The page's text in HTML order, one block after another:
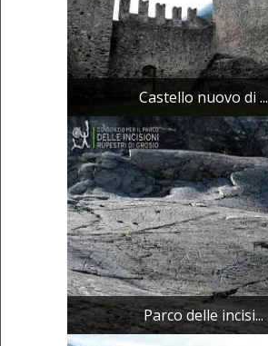
Castello nuovo di ...
Parco delle incisi...